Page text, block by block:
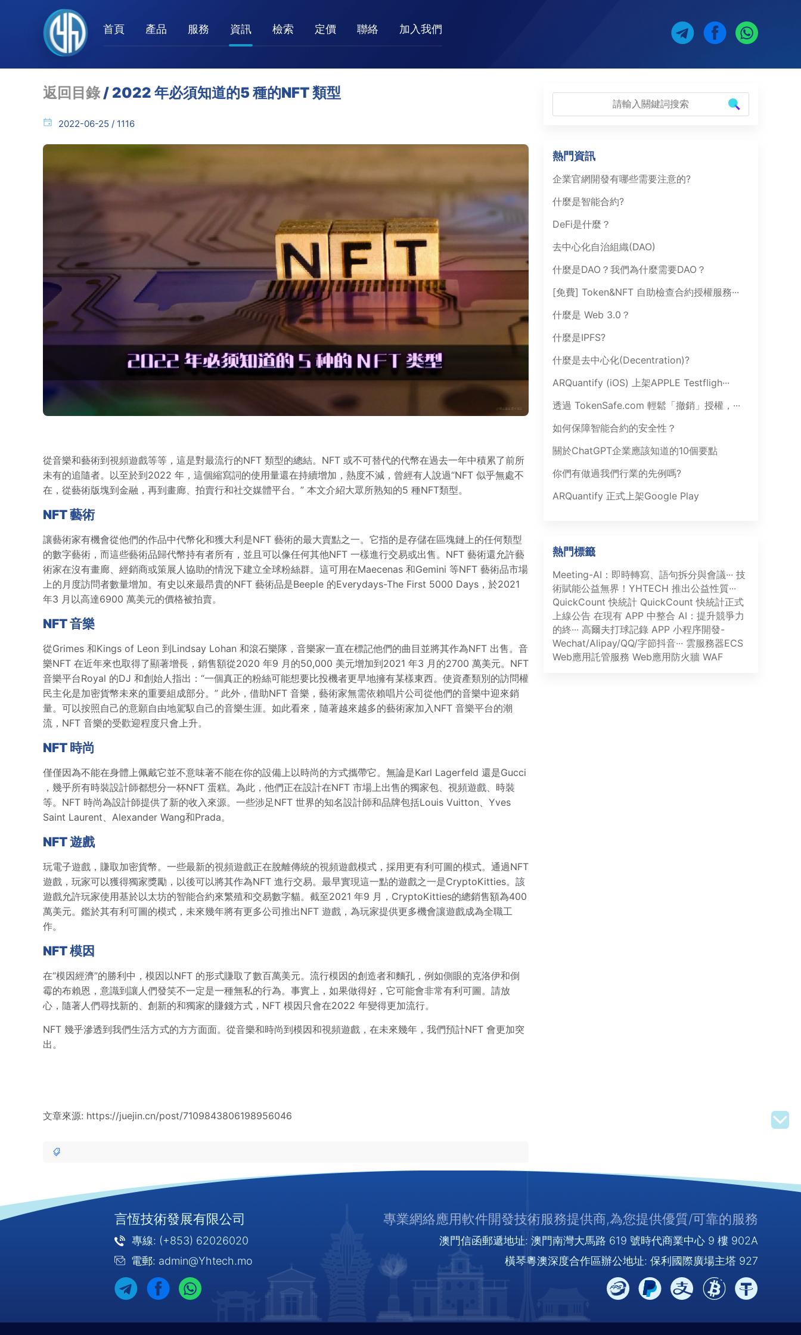
首頁 產品 服務 資訊 檢索 定價 聯絡 加入我們
返回目錄/ 2022 年必須知道的5 種的NFT 類型
2022-06-25 / 1116
從音樂和藝術到視頻遊戲等等，這是對最流行的NFT 類型的總結。NFT 或不可替代的代幣在過去一年中積累了前所
未有的追隨者。以至於到2022 年，這個縮寫詞的使用量還在持續增加，熱度不減，曾經有人說過“NFT 似乎無處不
在，從藝術版塊到金融，再到畫廊、拍賣行和社交媒體平台。” 本文介紹大眾所熟知的5 種NFT類型。
NFT 藝術
讓藝術家有機會從他們的作品中代幣化和獲大利是NFT 藝術的最大賣點之一。它指的是存儲在區塊鏈上的任何類型
的數字藝術，而這些藝術品歸代幣持有者所有，並且可以像任何其他NFT 一樣進行交易或出售。NFT 藝術還允許藝
術家在沒有畫廊、經銷商或策展人協助的情況下建立全球粉絲群。這可用在Maecenas 和Gemini 等NFT 藝術品市場
上的月度訪問者數量增加。有史以來最昂貴的NFT 藝術品是Beeple 的Everydays-The First 5000 Days，於2021
年3 月以高達6900 萬美元的價格被拍賣。
NFT 音樂
從Grimes 和Kings of Leon 到Lindsay Lohan 和滾石樂隊，音樂家一直在標記他們的曲目並將其作為NFT 出售。音
樂NFT 在近年來也取得了顯著增長，銷售額從2020 年9 月的50,000 美元增加到2021 年3 月的2700 萬美元。NFT
音樂平台Royal 的DJ 和創始人指出：“一個真正的粉絲可能想要比投機者更早地擁有某樣東西。使資產類別的訪問權
民主化是加密貨幣未來的重要組成部分。” 此外，借助NFT 音樂，藝術家無需依賴唱片公司從他們的音樂中迎來銷
量。可以按照自己的意願自由地駕馭自己的音樂生涯。如此看來，隨著越來越多的藝術家加入NFT 音樂平台的潮
流，NFT 音樂的受歡迎程度只會上升。
NFT 時尚
僅僅因為不能在身體上佩戴它並不意味著不能在你的設備上以時尚的方式攜帶它。無論是Karl Lagerfeld 還是Gucci
，幾乎所有時裝設計師都想分一杯NFT 蛋糕。為此，他們正在設計在NFT 市場上出售的獨家包、視頻遊戲、時裝
等。NFT 時尚為設計師提供了新的收入來源。一些涉足NFT 世界的知名設計師和品牌包括Louis Vuitton、Yves
Saint Laurent、Alexander Wang和Prada。
NFT 遊戲
玩電子遊戲，賺取加密貨幣。一些最新的視頻遊戲正在脫離傳統的視頻遊戲模式，採用更有利可圖的模式。通過NFT
遊戲，玩家可以獲得獨家獎勵，以後可以將其作為NFT 進行交易。最早實現這一點的遊戲之一是CryptoKitties。該
遊戲允許玩家使用基於以太坊的智能合約來繁殖和交易數字貓。截至2021 年9 月，CryptoKitties的總銷售額為400
萬美元。鑑於其有利可圖的模式，未來幾年將有更多公司推出NFT 遊戲，為玩家提供更多機會讓遊戲成為全職工
作。
NFT 模因
在“模因經濟”的勝利中，模因以NFT 的形式賺取了數百萬美元。流行模因的創造者和麵孔，例如側眼的克洛伊和倒
霉的布賴恩，意識到讓人們發笑不一定是一種無私的行為。事實上，如果做得好，它可能會非常有利可圖。請放
心，隨著人們尋找新的、創新的和獨家的賺錢方式，NFT 模因只會在2022 年變得更加流行。
NFT 幾乎滲透到我們生活方式的方方面面。從音樂和時尚到模因和視頻遊戲，在未來幾年，我們預計NFT 會更加突
出。
文章來源: https://juejin.cn/post/7109843806198956046
熱門資訊
企業官網開發有哪些需要注意的?
什麼是智能合約?
DeFi是什麼？
去中心化自治組織(DAO)
什麼是DAO？我們為什麼需要DAO？
[免費] Token&NFT 自助檢查合約授權服務···
什麼是 Web 3.0？
什麼是IPFS?
什麼是去中心化(Decentration)?
ARQuantify (iOS) 上架APPLE Testfligh···
透過 TokenSafe.com 輕鬆「撤銷」授權，···
如何保障智能合約的安全性？
關於ChatGPT企業應該知道的10個要點
你們有做過我們行業的先例嗎?
ARQuantify 正式上架Google Play
熱門標籤
Meeting-AI：即時轉寫、語句拆分與會議··· 技
術賦能公益無界！YHTECH 推出公益性質···
QuickCount 快統計 QuickCount 快統計正式
上線公告 在現有 APP 中整合 AI：提升競爭力
的終··· 高爾夫打球記錄 APP 小程序開發-
Wechat/Alipay/QQ/字節抖音··· 雲服務器ECS
Web應用託管服務 Web應用防火牆 WAF
言恆技術發展有限公司
專線: (+853) 62026020
電郵: admin@Yhtech.mo
專業網絡應用軟件開發技術服務提供商,為您提供優質/可靠的服務
澳門信函郵遞地址: 澳門南灣大馬路 619 號時代商業中心 9 樓 902A
橫琴粵澳深度合作區辦公地址: 保利國際廣場主塔 927